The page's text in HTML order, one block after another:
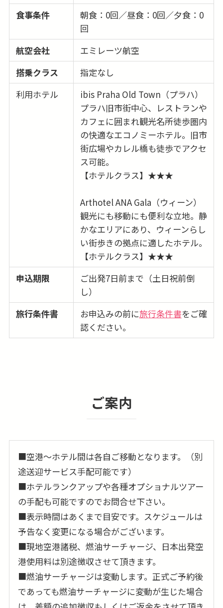
食事条件
朝食：0回／昼食：0回／夕食：0
回
航空会社
エミレーツ航空
搭乗クラス
指定なし
利用ホテル
ibis Praha Old Town（プラハ）
プラハ旧市街中心、レストランや
カフェに囲まれ観光名所徒歩圏内
の快適なエコノミーホテル。旧市
街広場やカレル橋も徒歩でアクセ
ス可能。
【ホテルクラス】★★★
Arthotel ANA Gala（ウィーン）
観光にも移動にも便利な立地。静
かなエリアにあり、ウィーンらし
い街歩きの拠点に適したホテル。
【ホテルクラス】★★★
申込期限
ご出発7日前まで（土日祝前倒
し）
旅行条件書
お申込みの前に旅行条件書をご確
認ください。
ご案内
■空港〜ホテル間は各自ご移動となります。（別
途送迎サービス手配可能です）
■ホテルランクアップや各種オプショナルツアー
の手配も可能ですのでお問合せ下さい。
■表示時間はあくまで目安です。スケジュールは
予告なく変更になる場合がございます。
■現地空港諸税、燃油サーチャージ、日本出発空
港使用料は別途徴収させて頂きます。
■燃油サーチャージは変動します。正式ご予約後
であっても燃油サーチャージに変動が生じた場合